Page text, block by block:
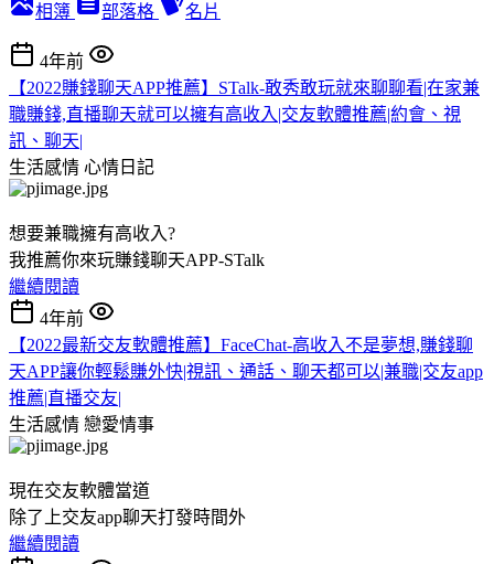
相簿 部落格 名片
4年前
【2022賺錢聊天APP推薦】STalk-敢秀敢玩就來聊聊看|在家兼
職賺錢,直播聊天就可以擁有高收入|交友軟體推薦|約會、視
訊、聊天|
生活感情 心情日記
想要兼職擁有高收入?
我推薦你來玩賺錢聊天APP-STalk
繼續閱讀
4年前
【2022最新交友軟體推薦】FaceChat-高收入不是夢想,賺錢聊
天APP讓你輕鬆賺外快|視訊、通話、聊天都可以|兼職|交友app
推薦|直播交友|
生活感情 戀愛情事
現在交友軟體當道
除了上交友app聊天打發時間外
繼續閱讀